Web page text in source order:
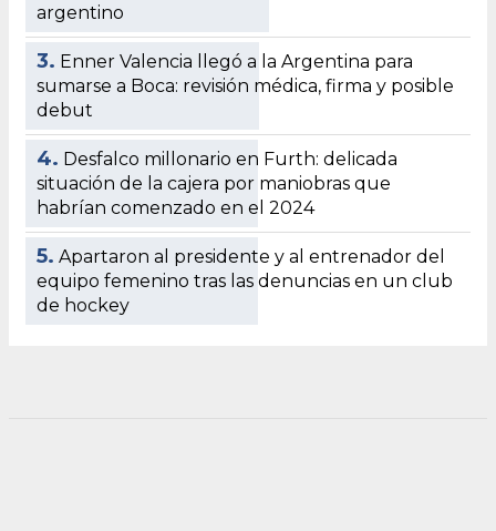
argentino
3. Enner Valencia llegó a la Argentina para
sumarse a Boca: revisión médica, firma y posible
debut
4. Desfalco millonario en Furth: delicada
situación de la cajera por maniobras que
habrían comenzado en el 2024
5. Apartaron al presidente y al entrenador del
equipo femenino tras las denuncias en un club
de hockey